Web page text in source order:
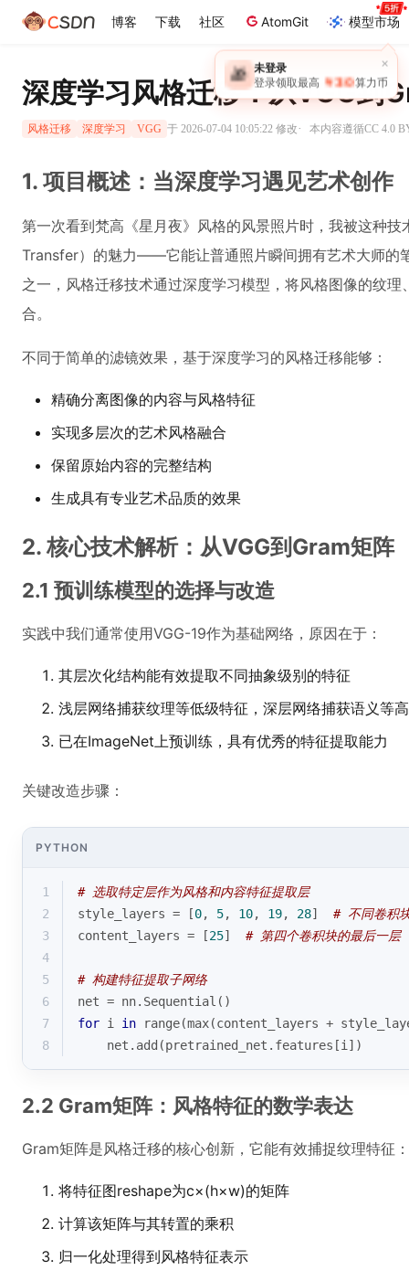
博客 下载 社区 AtomGit 模型市场
×
🎁 未登录
登录领取最高 ￥30 算力币
深度学习风格迁移：从VGG到
风格迁移 深度学习 VGG 于 2026-07-04 10:05:22 修改· 本内容遵循CC 4.0
1. 项目概述：当深度学习遇见艺术创作
第一次看到梵高《星月夜》风格的风景照片时，我被这种
Transfer）的魅力——它能让普通照片瞬间拥有艺术大师的
之一，风格迁移技术通过深度学习模型，将风格图像的纹
合。
不同于简单的滤镜效果，基于深度学习的风格迁移能够：
精确分离图像的内容与风格特征
实现多层次的艺术风格融合
保留原始内容的完整结构
生成具有专业艺术品质的效果
2. 核心技术解析：从VGG到Gram矩阵
2.1 预训练模型的选择与改造
实践中我们通常使用VGG-19作为基础网络，原因在于：
其层次化结构能有效提取不同抽象级别的特征
浅层网络捕获纹理等低级特征，深层网络捕获语义等
已在ImageNet上预训练，具有优秀的特征提取能力
关键改造步骤：
PYTHON
1
# 选取特定层作为风格和内容特征提取层
2
style_layers = [0, 5, 10, 19, 28] # 不同卷积
3
content_layers = [25] # 第四个卷积块的最后一层
4
5
# 构建特征提取子网络
6
net = nn.Sequential()
7
for i in range(max(content_layers +
8
    net.add(pretrained_net.features[i])
2.2 Gram矩阵：风格特征的数学表达
Gram矩阵是风格迁移的核心创新，它能有效捕捉纹理特征：
将特征图reshape为c×(h×w)的矩阵
计算该矩阵与其转置的乘积
归一化处理得到风格特征表示